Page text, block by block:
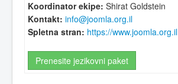
Koordinator ekipe: Shirat Goldstein
Kontakt: info@joomla.org.il
Spletna stran: https://www.joomla.org.il
Prenesite jezikovni paket